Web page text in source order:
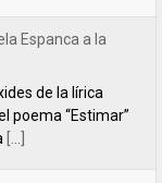
publicar en català
Florbela
em flor,